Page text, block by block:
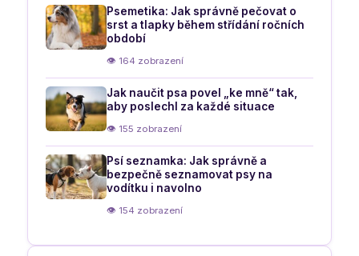
Psemetika: Jak správně pečovat o
srst a tlapky během střídání ročních
období
👁 164 zobrazení
Jak naučit psa povel „ke mně“ tak,
aby poslechl za každé situace
👁 155 zobrazení
Psí seznamka: Jak správně a
bezpečně seznamovat psy na
vodítku i navolno
👁 154 zobrazení